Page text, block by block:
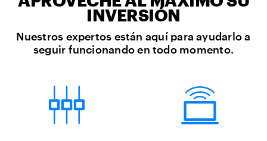
INVERSIÓN
Nuestros expertos están aquí para ayudarlo a
seguir funcionando en todo momento.